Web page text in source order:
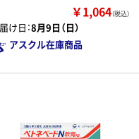
￥1,064（税込）
け日：8月9日（日）
アスクル在庫商品